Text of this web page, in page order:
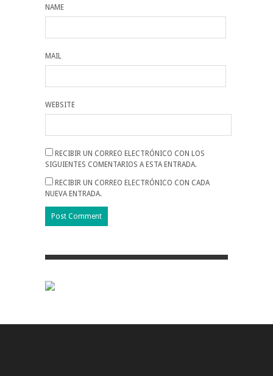
NAME
MAIL
WEBSITE
RECIBIR UN CORREO ELECTRÓNICO CON LOS
SIGUIENTES COMENTARIOS A ESTA ENTRADA.
RECIBIR UN CORREO ELECTRÓNICO CON CADA
NUEVA ENTRADA.